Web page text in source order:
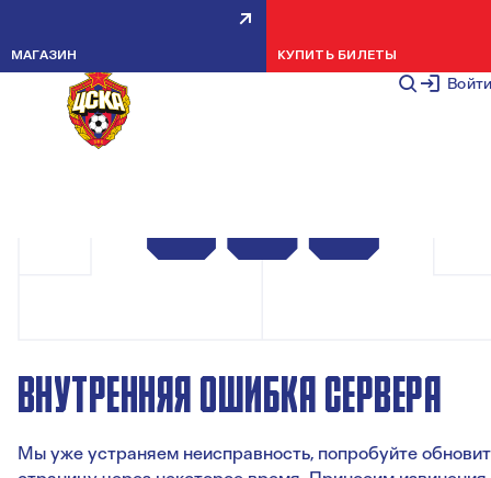
Войти
МАГАЗИН КУПИТЬ БИЛЕТЫ
ВНУТРЕННЯЯ ОШИБКА СЕРВЕРА
Мы уже устраняем неисправность, попробуйте